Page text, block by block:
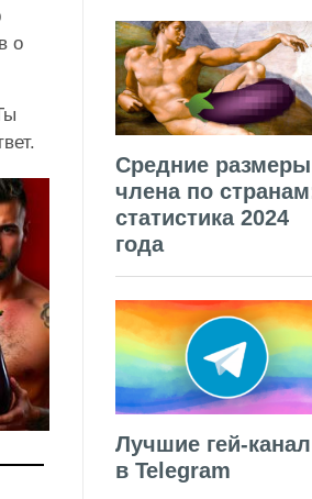
о
Средние размеры
члена по
статистика 2024
года
Лучшие гей-
в Telegram